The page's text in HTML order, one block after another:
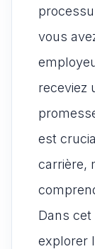
n
vous
receviez
est
carrière,
Dans
explorer